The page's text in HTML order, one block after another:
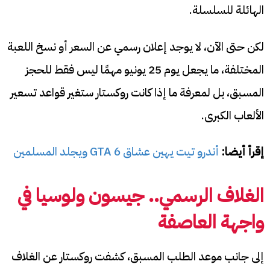
الهائلة للسلسلة.
لكن حتى الآن، لا يوجد إعلان رسمي عن السعر أو نسخ اللعبة
المختلفة، ما يجعل يوم 25 يونيو مهمًا ليس فقط للحجز
المسبق، بل لمعرفة ما إذا كانت روكستار ستغير قواعد تسعير
الألعاب الكبرى.
إقرأ أيضا: أندرو تيت يهين عشاق GTA 6 ويجلد المسلمين
الغلاف الرسمي.. جيسون ولوسيا في
واجهة العاصفة
إلى جانب موعد الطلب المسبق، كشفت روكستار عن الغلاف